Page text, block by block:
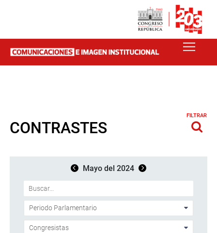
CONTRASTES
FILTRAR
Mayo del 2024